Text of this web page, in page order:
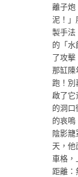
離子炮
泥！」
製手法
的「
了攻
那缸陳
跑！
啟了它
的洞
的哀
陰影
天，他
車格，
距離